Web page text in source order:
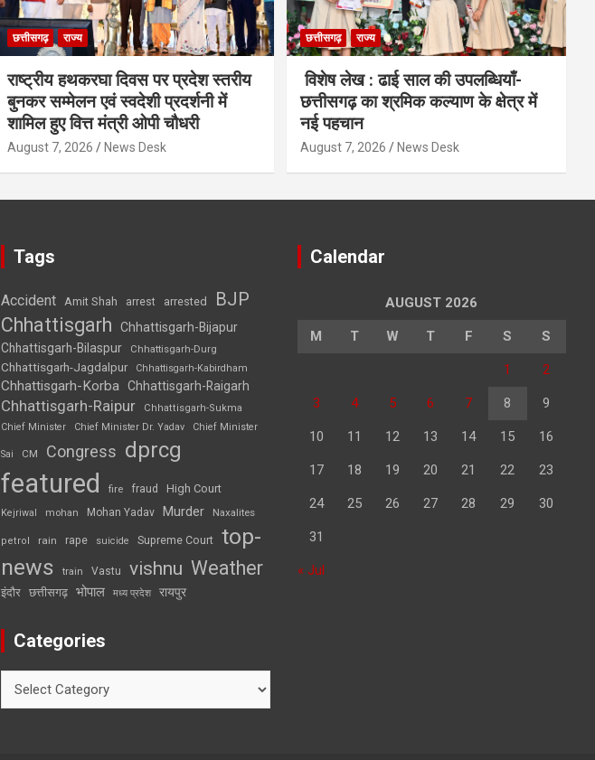
छत्तीसगढ़ राज्य
राष्ट्रीय हथकरघा दिवस पर प्रदेश स्तरीय
बुनकर सम्मेलन एवं स्वदेशी प्रदर्शनी में
शामिल हुए वित्त मंत्री ओपी चौधरी
August 7, 2026 News Desk
छत्तीसगढ़ राज्य
विशेष लेख : ढाई साल की उपलब्धियाँ-
छत्तीसगढ़ का श्रमिक कल्याण के क्षेत्र में
नई पहचान
August 7, 2026 News Desk
Tags
Accident Amit Shah arrest arrested BJP
Chhattisgarh
Chhattisgarh-Bijapur
Chhattisgarh-Bilaspur
Chhattisgarh-Durg
Chhattisgarh-Jagdalpur Chhattisgarh-Kabirdham
Chhattisgarh-Korba Chhattisgarh-Raigarh
Chhattisgarh-Raipur
Chhattisgarh-Sukma
Chief Minister
Chief Minister Dr. Yadav Chief Minister
Sai CM Congress dprcg
featured fire fraud High Court
Kejriwal mohan Mohan Yadav Murder Naxalites
petrol rain rape suicide Supreme Court top-
news
train Vastu vishnu Weather
इंदौर छत्तीसगढ़ भोपाल मध्य प्रदेश रायपुर
Categories
Calendar
AUGUST 2026
M T W T F S S
1 2
3 4 5 6 7 8 9
10 11 12 13 14 15 16
17 18 19 20 21 22 23
24 25 26 27 28 29 30
31
« Jul